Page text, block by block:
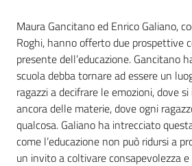
Maura Gancitano ed Enrico Galiano,
Roghi, hanno offerto due prospettive
presente dell’educazione. Gancitano
scuola debba tornare ad essere un
ragazzi a decifrare le emozioni, dove
ancora delle materie, dove ogni
qualcosa. Galiano ha intrecciato
come l’educazione non può ridursi a
un invito a coltivare consapevolezza